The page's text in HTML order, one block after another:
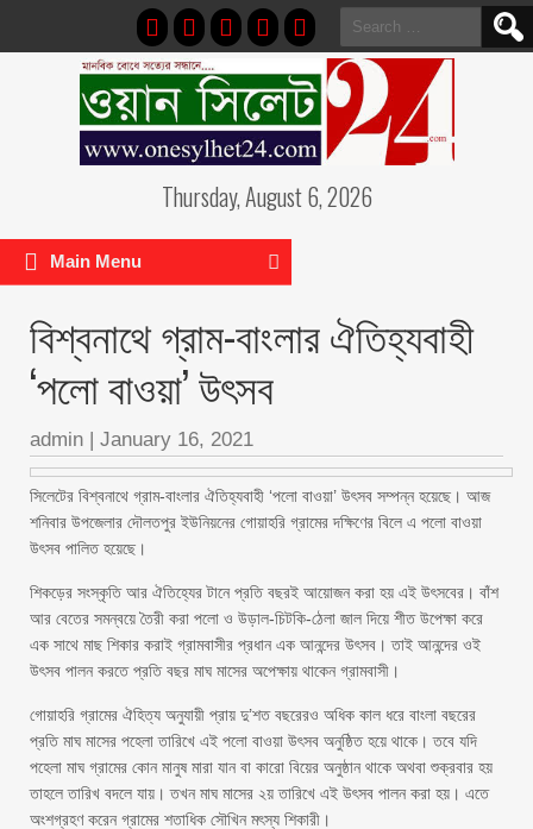
Search
for:
Thursday, August 6, 2026
Main Menu
বিশ্বনাথে গ্রাম-বাংলার ঐতিহ্যবাহী
‘পলো বাওয়া’ উৎসব
admin | January 16, 2021
সিলেটের বিশ্বনাথে গ্রাম-বাংলার ঐতিহ্যবাহী ‘পলো বাওয়া’ উৎসব সম্পন্ন হয়েছে। আজ
শনিবার উপজেলার দৌলতপুর ইউনিয়নের গোয়াহরি গ্রামের দক্ষিণের বিলে এ পলো বাওয়া
উৎসব পালিত হয়েছে।
শিকড়ের সংস্কৃতি আর ঐতিহ্যের টানে প্রতি বছরই আয়োজন করা হয় এই উৎসবের। বাঁশ
আর বেতের সমন্বয়ে তৈরী করা পলো ও উড়াল-চিটকি-ঠেলা জাল দিয়ে শীত উপেক্ষা করে
এক সাথে মাছ শিকার করাই গ্রামবাসীর প্রধান এক আনন্দের উৎসব। তাই আনন্দের ওই
উৎসব পালন করতে প্রতি বছর মাঘ মাসের অপেক্ষায় থাকেন গ্রামবাসী।
গোয়াহরি গ্রামের ঐহিত্য অনুযায়ী প্রায় দু’শত বছরেরও অধিক কাল ধরে বাংলা বছরের
প্রতি মাঘ মাসের পহেলা তারিখে এই পলো বাওয়া উৎসব অনুষ্ঠিত হয়ে থাকে। তবে যদি
পহেলা মাঘ গ্রামের কোন মানুষ মারা যান বা কারো বিয়ের অনুষ্ঠান থাকে অথবা শুক্রবার হয়
তাহলে তারিখ বদলে যায়। তখন মাঘ মাসের ২য় তারিখে এই উৎসব পালন করা হয়। এতে
অংশগ্রহণ করেন গ্রামের শতাধিক সৌখিন মৎস্য শিকারী।